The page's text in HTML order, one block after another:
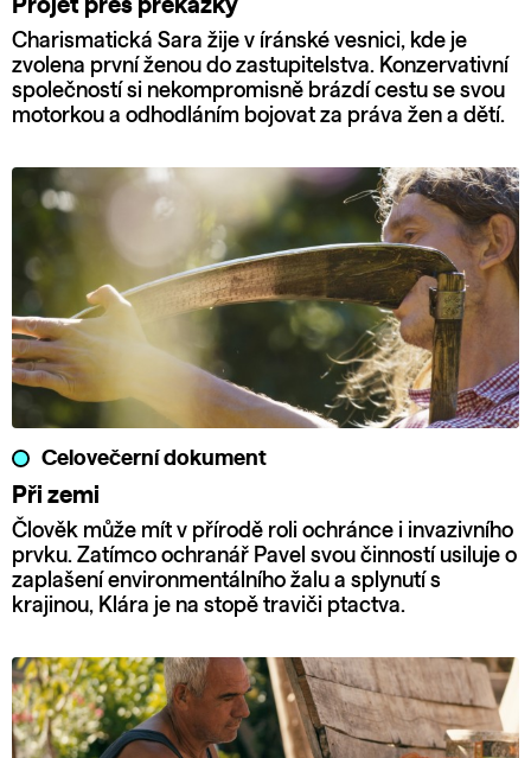
Projet přes překážky
Charismatická Sara žije v íránské vesnici, kde je
zvolena první ženou do zastupitelstva. Konzervativní
společností si nekompromisně brázdí cestu se svou
motorkou a odhodláním bojovat za práva žen a dětí.
Celovečerní dokument
Při zemi
Člověk může mít v přírodě roli ochránce i invazivního
prvku. Zatímco ochranář Pavel svou činností usiluje o
zaplašení environmentálního žalu a splynutí s
krajinou, Klára je na stopě traviči ptactva.